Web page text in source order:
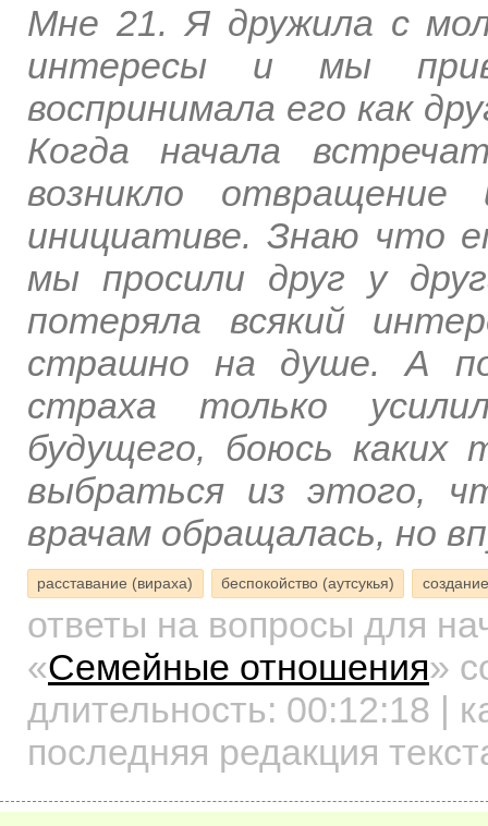
Мне 21. Я дружила с
интересы и мы
воспринимала его как
Когда начала
возникло
инициативе. Знаю что
мы просили друг у
потеряла всякий
страшно на душе. А
страха только
будущего, боюсь
выбраться из этого,
врачам обращалась, но
расставание (вираха) беспокойство (аутсукья)
ответы на вопросы для
«Семейные отношения»
длительность: 00:12:18 |
последняя редакция